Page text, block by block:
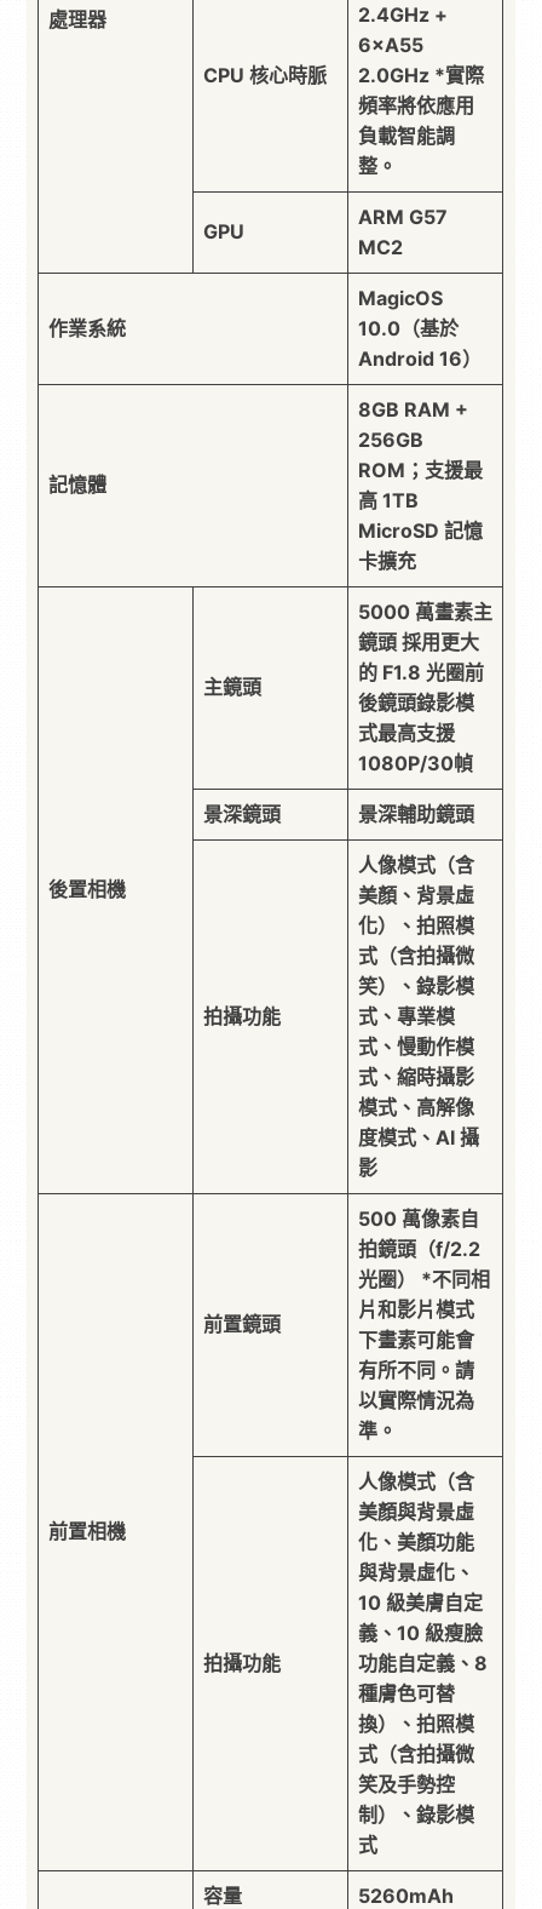
處理器
CPU 核心時脈
2.4GHz +
6×A55
2.0GHz *實際
頻率將依應用
負載智能調
整。
GPU
ARM G57
MC2
作業系統
MagicOS
10.0（基於
Android 16）
記憶體
8GB RAM +
256GB
ROM；支援最
高 1TB
MicroSD 記憶
卡擴充
後置相機
主鏡頭
5000 萬畫素主
鏡頭 採用更大
的 F1.8 光圈前
後鏡頭錄影模
式最高支援
1080P/30幀
景深鏡頭 景深輔助鏡頭
拍攝功能
人像模式（含
美顏、背景虛
化）、拍照模
式（含拍攝微
笑）、錄影模
式、專業模
式、慢動作模
式、縮時攝影
模式、高解像
度模式、AI 攝
影
前置相機
前置鏡頭
500 萬像素自
拍鏡頭（f/2.2
光圈） *不同相
片和影片模式
下畫素可能會
有所不同。請
以實際情況為
準。
拍攝功能
人像模式（含
美顏與背景虛
化、美顏功能
與背景虛化、
10 級美膚自定
義、10 級瘦臉
功能自定義、8
種膚色可替
換）、拍照模
式（含拍攝微
笑及手勢控
制）、錄影模
式
容量 5260mAh